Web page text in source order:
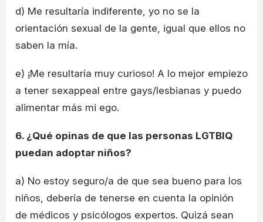
d) Me resultaría indiferente, yo no se la
orientación sexual de la gente, igual que ellos no
saben la mía.
e) ¡Me resultaría muy curioso! A lo mejor empiezo
a tener sexappeal entre gays/lesbianas y puedo
alimentar más mi ego.
6. ¿Qué opinas de que las personas LGTBIQ
puedan adoptar niños?
a) No estoy seguro/a de que sea bueno para los
niños, debería de tenerse en cuenta la opinión
de médicos y psicólogos expertos. Quizá sean